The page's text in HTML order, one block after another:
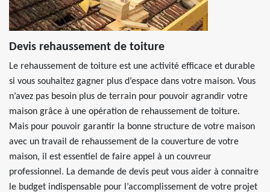
Devis rehaussement de toiture
Le rehaussement de toiture est une activité efficace et durable
si vous souhaitez gagner plus d’espace dans votre maison. Vous
n’avez pas besoin plus de terrain pour pouvoir agrandir votre
maison grâce à une opération de rehaussement de toiture.
Mais pour pouvoir garantir la bonne structure de votre maison
avec un travail de rehaussement de la couverture de votre
maison, il est essentiel de faire appel à un couvreur
professionnel. La demande de devis peut vous aider à connaitre
le budget indispensable pour l’accomplissement de votre projet